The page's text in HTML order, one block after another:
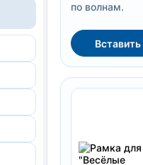
по волнам.